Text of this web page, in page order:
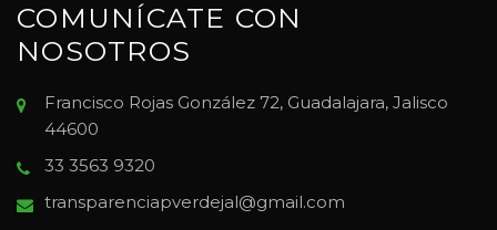
COMUNÍCATE CON
NOSOTROS
Francisco Rojas González 72, Guadalajara, Jalisco
44600
33 3563 9320
transparenciapverdejal@gmail.com